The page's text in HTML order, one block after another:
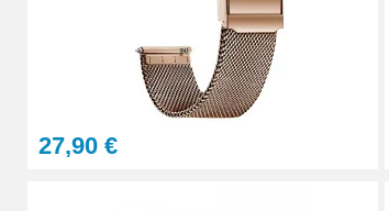
Sacoche pour réparation de
32,90 €
Marteau d'horlogerie
27,90 €